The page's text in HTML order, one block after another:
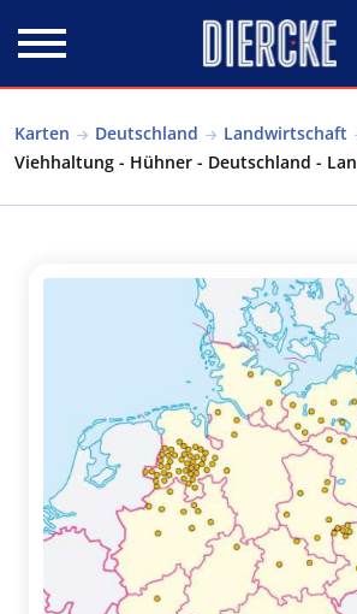
Karten Deutschland Landwirtschaft
Viehhaltung - Hühner - Deutschland -